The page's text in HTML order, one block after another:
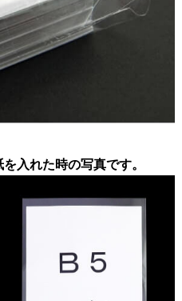
入れた時の写真です。